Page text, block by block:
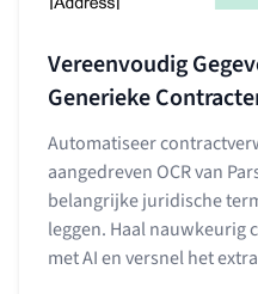
Vereenvoudig
Generieke
Automatiseer
aangedreven OCR van
belangrijke juridische
leggen. Haal nauwkeurig
met AI en versnel het